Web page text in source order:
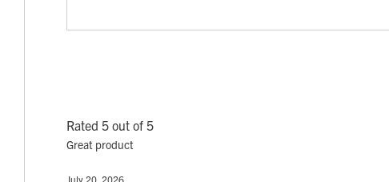
Rated 5 out of 5
Great product
July 20, 2026